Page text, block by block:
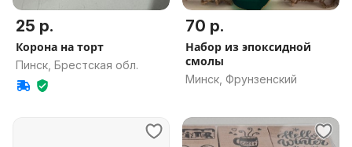
25 р.
Корона на торт
Пинск, Брестская обл.
70 р.
Набор из эпоксидной
смолы
Минск, Фрунзенский